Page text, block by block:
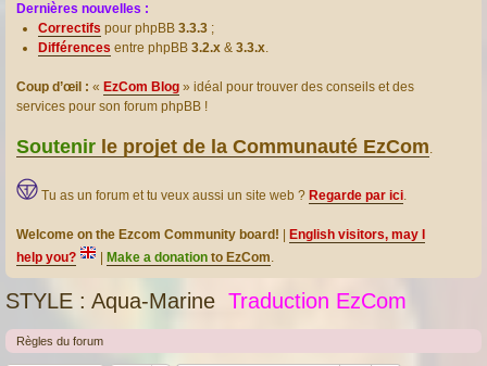
Dernières nouvelles :
Correctifs pour phpBB 3.3.3 ;
Différences entre phpBB 3.2.x & 3.3.x.
Coup d’œil : « EzCom Blog » idéal pour trouver des conseils et des
services pour son forum phpBB !
Soutenir le projet de la Communauté EzCom.
Tu as un forum et tu veux aussi un site web ? Regarde par ici.
Welcome on the Ezcom Community board!
English visitors, may I
help you?
Make a donation to EzCom.
STYLE : Aqua-Marine Traduction EzCom
Règles du forum